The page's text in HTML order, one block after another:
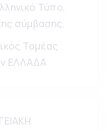
Τύπο,
σύμβασης.
Τομέας
ΕΛΛΑΔΑ